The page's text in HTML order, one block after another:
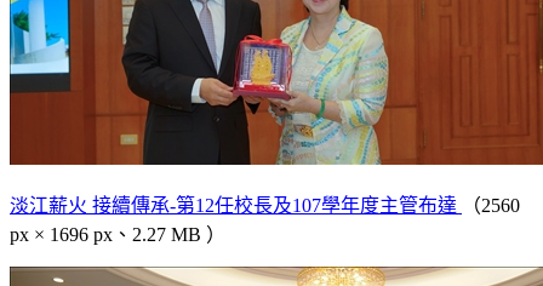
淡江薪火 接續傳承-第12任校長及107學年度主管布達
（2560
px × 1696 px、2.27 MB ）